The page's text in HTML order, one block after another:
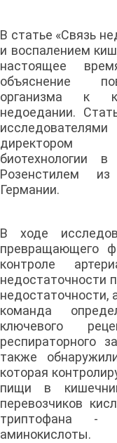
В статье «Связь
и воспалением
настоящее
объяснение
организма к
недоедании.
директором
биотехнологии
Розенстилем
Германии.
В ходе
превращающего
контроле
недостаточности
недостаточности,
команда
ключевого
респираторного
также
которая
пищи в
перевозчиков
триптофана -
аминокислоты.